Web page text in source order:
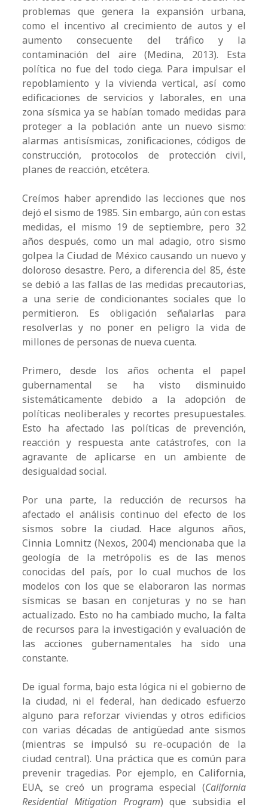
problemas que genera la expansión urbana,
como el incentivo al crecimiento de autos y el
aumento consecuente del tráfico y la
contaminación del aire (Medina, 2013). Esta
política no fue del todo ciega. Para impulsar el
repoblamiento y la vivienda vertical, así como
edificaciones de servicios y laborales, en una
zona sísmica ya se habían tomado medidas para
proteger a la población ante un nuevo sismo:
alarmas antisísmicas, zonificaciones, códigos de
construcción, protocolos de protección civil,
planes de reacción, etcétera.
Creímos haber aprendido las lecciones que nos
dejó el sismo de 1985. Sin embargo, aún con estas
medidas, el mismo 19 de septiembre, pero 32
años después, como un mal adagio, otro sismo
golpea la Ciudad de México causando un nuevo y
doloroso desastre. Pero, a diferencia del 85, éste
se debió a las fallas de las medidas precautorias,
a una serie de condicionantes sociales que lo
permitieron. Es obligación señalarlas para
resolverlas y no poner en peligro la vida de
millones de personas de nueva cuenta.
Primero, desde los años ochenta el papel
gubernamental se ha visto disminuido
sistemáticamente debido a la adopción de
políticas neoliberales y recortes presupuestales.
Esto ha afectado las políticas de prevención,
reacción y respuesta ante catástrofes, con la
agravante de aplicarse en un ambiente de
desigualdad social.
Por una parte, la reducción de recursos ha
afectado el análisis continuo del efecto de los
sismos sobre la ciudad. Hace algunos años,
Cinnia Lomnitz (Nexos, 2004) mencionaba que la
geología de la metrópolis es de las menos
conocidas del país, por lo cual muchos de los
modelos con los que se elaboraron las normas
sísmicas se basan en conjeturas y no se han
actualizado. Esto no ha cambiado mucho, la falta
de recursos para la investigación y evaluación de
las acciones gubernamentales ha sido una
constante.
De igual forma, bajo esta lógica ni el gobierno de
la ciudad, ni el federal, han dedicado esfuerzo
alguno para reforzar viviendas y otros edificios
con varias décadas de antigüedad ante sismos
(mientras se impulsó su re-ocupación de la
ciudad central). Una práctica que es común para
prevenir tragedias. Por ejemplo, en California,
EUA, se creó un programa especial (California
Residential Mitigation Program) que subsidia el